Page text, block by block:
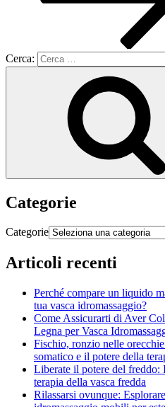
Cerca:
Categorie
Categorie
Articoli recenti
Perché compare un liquido
tua vasca idromassaggio?
Come Assicurarti di Aver
Legna per Vasca
Fischio, ronzio nelle
somatico e il potere della
Liberate il potere del freddo:
terapia della vasca fredda
Rilassarsi ovunque: